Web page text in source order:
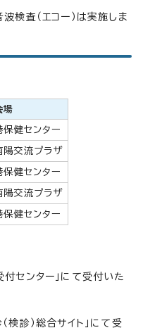
検査（エコー）は実施しま
場
保健センター
陽交流プラザ
保健センター
陽交流プラザ
保健センター
センター」にて受付いた
検診）総合サイト」にて受